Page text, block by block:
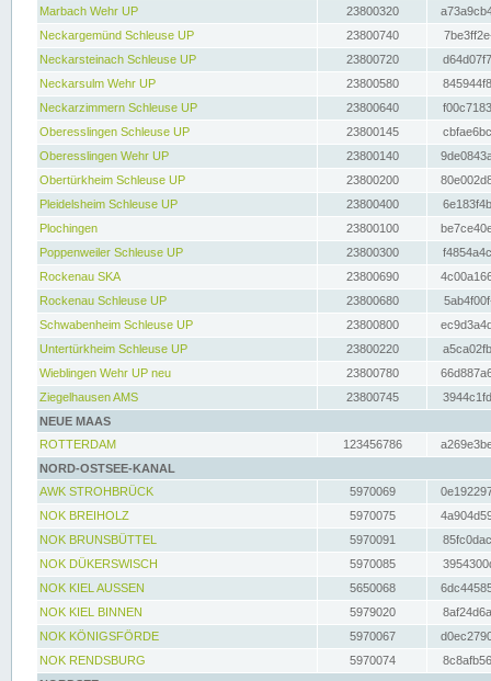
Marbach Wehr UP
23800320
Neckargemünd Schleuse UP
23800740
Neckarsteinach Schleuse UP
23800720
Neckarsulm Wehr UP
23800580
Neckarzimmern Schleuse UP
23800640
Oberesslingen Schleuse UP
23800145
Oberesslingen Wehr UP
23800140
Obertürkheim Schleuse UP
23800200
Pleidelsheim Schleuse UP
23800400
Plochingen
23800100
Poppenweiler Schleuse UP
23800300
Rockenau SKA
23800690
Rockenau Schleuse UP
23800680
Schwabenheim Schleuse UP
23800800
Untertürkheim Schleuse UP
23800220
Wieblingen Wehr UP neu
23800780
Ziegelhausen AMS
23800745
NEUE MAAS
ROTTERDAM
123456786
NORD-OSTSEE-KANAL
AWK STROHBRÜCK
5970069
NOK BREIHOLZ
5970075
NOK BRUNSBÜTTEL
5970091
NOK DÜKERSWISCH
5970085
NOK KIEL AUSSEN
5650068
NOK KIEL BINNEN
5979020
NOK KÖNIGSFÖRDE
5970067
NOK RENDSBURG
5970074